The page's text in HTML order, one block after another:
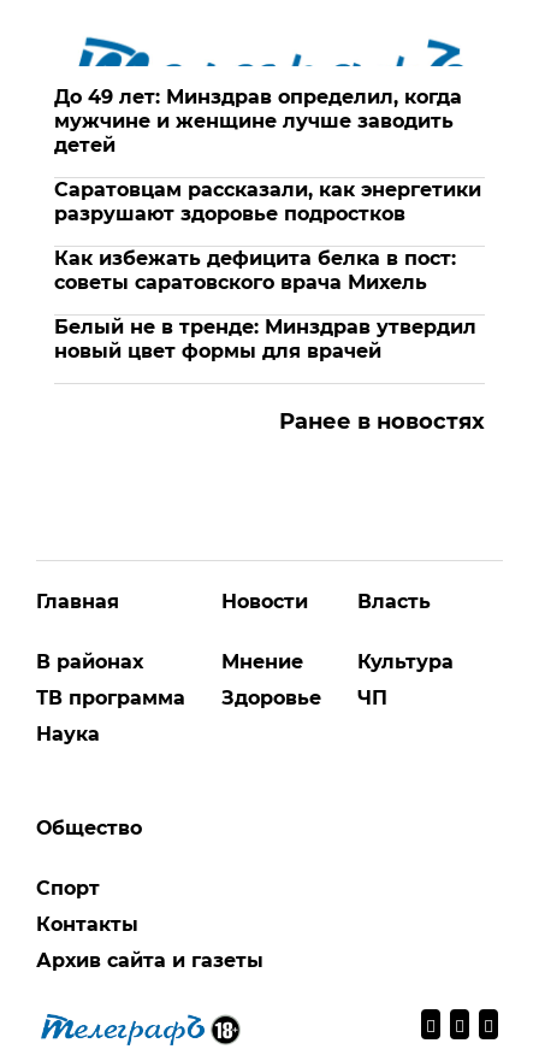
До 49 лет: Минздрав определил, когда
мужчине и женщине лучше заводить
детей
Саратовцам рассказали, как энергетики
разрушают здоровье подростков
Как избежать дефицита белка в пост:
советы саратовского врача Михель
Белый не в тренде: Минздрав утвердил
новый цвет формы для врачей
Ранее в новостях
Главная
В районах
ТВ программа
Наука
Новости
Мнение
Здоровье
Власть
Культура
ЧП
Общество
Спорт
Контакты
Архив сайта и газеты